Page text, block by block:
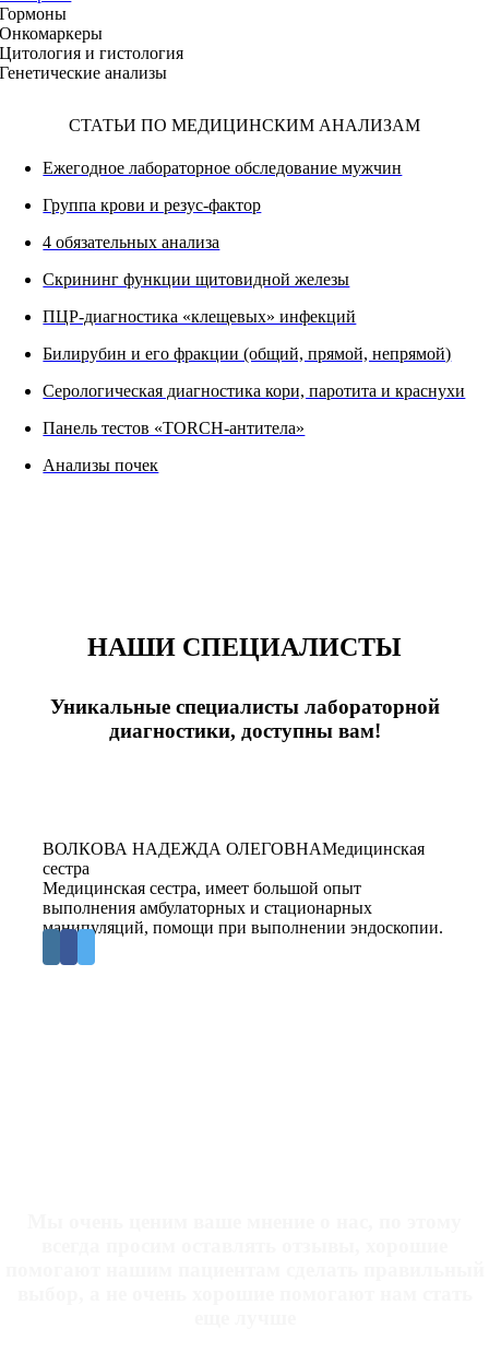
Гормоны
Онкомаркеры
Цитология и гистология
Генетические анализы
СТАТЬИ ПО МЕДИЦИНСКИМ АНАЛИЗАМ
Ежегодное лабораторное обследование мужчин
Группа крови и резус-фактор
4 обязательных анализа
Скрининг функции щитовидной железы
ПЦР-диагностика «клещевых» инфекций
Билирубин и его фракции (общий, прямой, непрямой)
Серологическая диагностика кори, паротита и краснухи
Панель тестов «TORCH-антитела»
Анализы почек
НАШИ СПЕЦИАЛИСТЫ
Уникальные специалисты лабораторной
диагностики, доступны вам!
ВОЛКОВА НАДЕЖДА ОЛЕГОВНАМедицинская
сестра
Медицинская сестра, имеет большой опыт
выполнения амбулаторных и стационарных
манипуляций, помощи при выполнении эндоскопии.